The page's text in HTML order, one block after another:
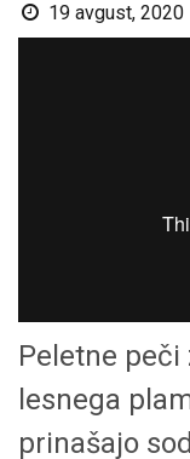
19 avgust, 2020
Peletne
lesnega
prinašajo